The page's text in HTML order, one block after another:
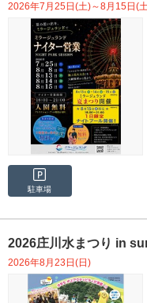
2026年7月25日(土)～8月15日(
駐車場
2026庄川水まつり in
2026年8月23日(日)